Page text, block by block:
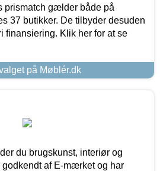
prismatch gælder både på
37 butikker. De tilbyder desuden
finansiering. Klik her for at se
på Møblér.dk
du brugskunst, interiør og
af E-mærket og har